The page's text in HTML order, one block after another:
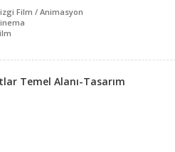
Film / Animasyon
Temel Alanı-Tasarım